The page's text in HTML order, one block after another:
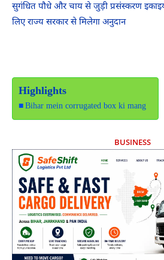
सुगंधित पौधे और चाय से जुड़ी प्रसंस्करण
लिए राज्य सरकार से मिलेगा अनुदान
Highlights
Bihar mein corrugated box ki mang
BUSINESS